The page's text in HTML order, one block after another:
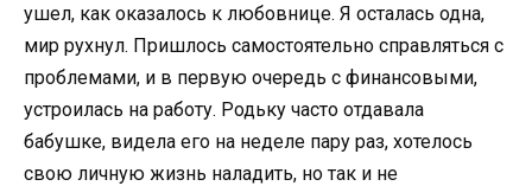
ушел, как оказалось к любовнице. Я осталась одна,
мир рухнул. Пришлось самостоятельно справляться с
проблемами, и в первую очередь с финансовыми,
устроилась на работу. Родьку часто отдавала
бабушке, видела его на неделе пару раз, хотелось
свою личную жизнь наладить, но так и не